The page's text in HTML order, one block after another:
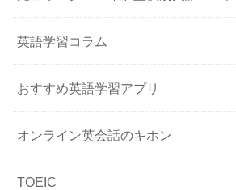
英語学習コラム
おすすめ英語学習アプリ
オンライン英会話のキホン
TOEIC